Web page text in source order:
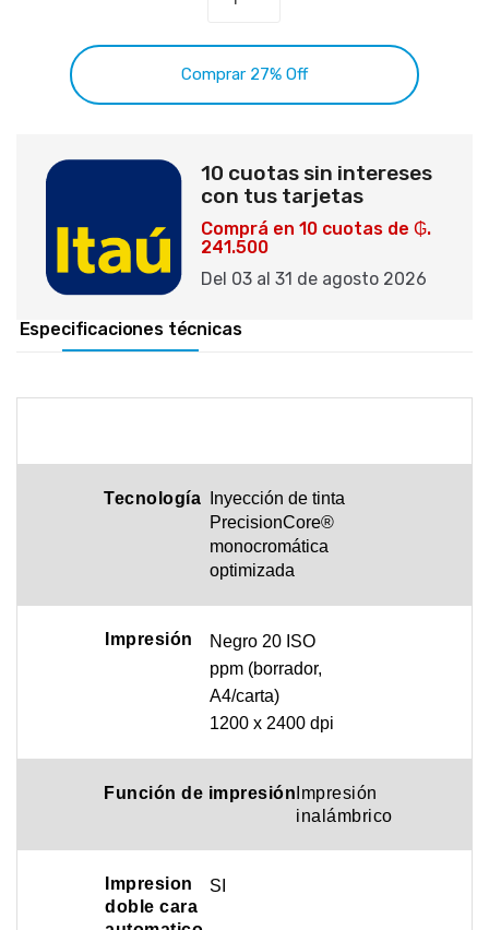
Comprar 27% Off
10 cuotas sin intereses
con tus tarjetas
Comprá en 10 cuotas de ₲.
241.500
Del 03 al 31 de agosto 2026
Especificaciones técnicas
Tecnología
nyección de tinta
PrecisionCore®
monocromática
optimizada
Impresión
Negro 20 ISO
ppm (borrador,
A4/carta)
1200 x 2400 dpi
Función de impresión Impresión
inalámbrico
Impresion
doble cara
SI